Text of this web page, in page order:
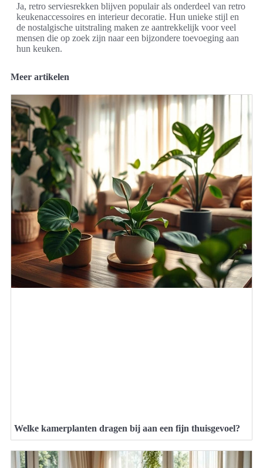
Ja, retro serviesrekken blijven populair als onderdeel van retro
keukenaccessoires en interieur decoratie. Hun unieke stijl en
de nostalgische uitstraling maken ze aantrekkelijk voor veel
mensen die op zoek zijn naar een bijzondere toevoeging aan
hun keuken.
Meer artikelen
Welke kamerplanten dragen bij aan een fijn thuisgevoel?